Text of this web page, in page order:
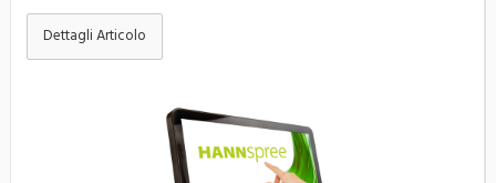
Dettagli Articolo